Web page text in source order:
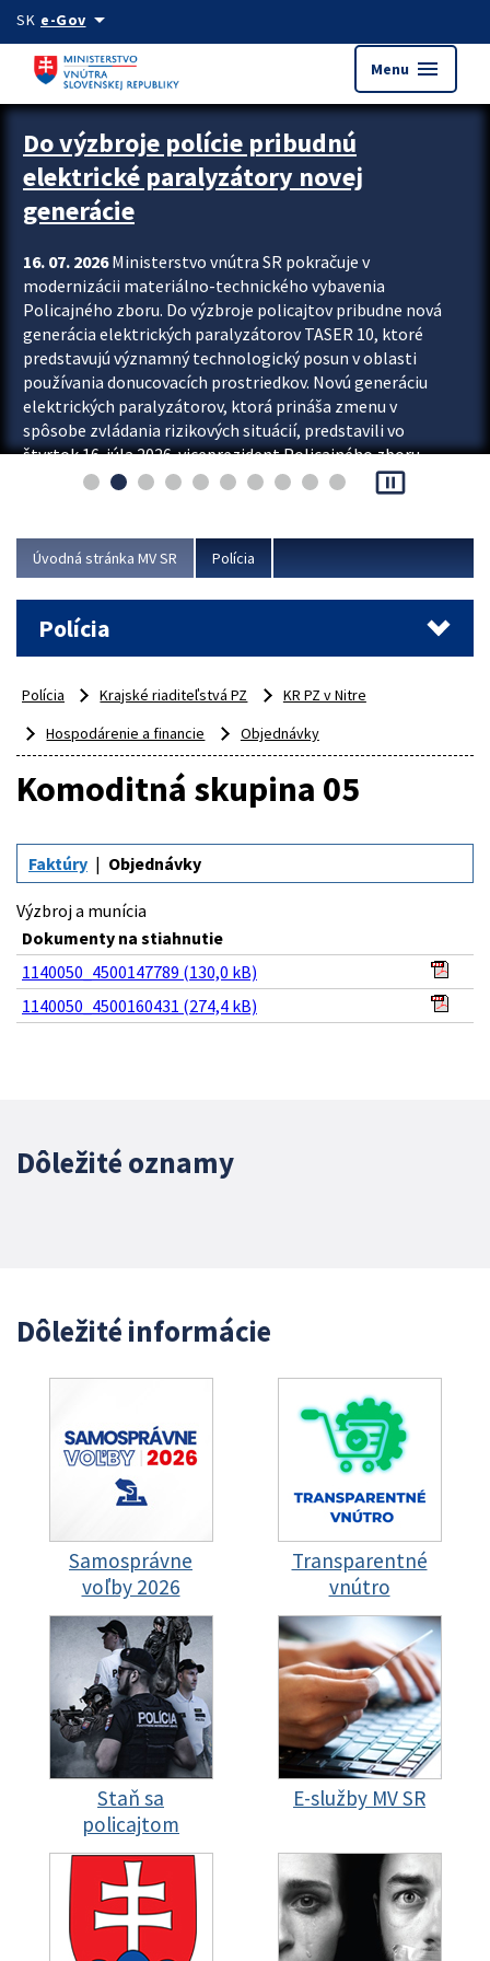
Preskocit na hlavný obsah
SK e-Govarrow_drop_down
Menu menu
Zastavit automatický posun upútavok
Do výzbroje polície pribudnú
elektrické paralyzátory novej
generácie
16. 07. 2026Ministerstvo vnútra SR pokračuje v
modernizácii materiálno-technického vybavenia
Policajného zboru. Do výzbroje policajtov pribudne nová
generácia elektrických paralyzátorov TASER 10, ktoré
predstavujú významný technologický posun v oblasti
používania donucovacích prostriedkov. Novú generáciu
elektrických paralyzátorov, ktorá prináša zmenu v
spôsobe zvládania rizikových situácií, predstavili vo
štvrtok 16. júla 2026 viceprezident Policajného zboru
Rastislav Polakovič a riaditeľ odboru výcviku...
pause_presentation
Úvodná stránka MV SR Polícia
Polícia
Polícia Krajské riaditeľstvá PZ
KR PZ v Nitre
Hospodárenie a financie
Objednávky
Komoditná skupina 05
Faktúry Objednávky
Výzbroj a munícia
Dokumenty na stiahnutie
1140050_4500147789 (130,0 kB)
1140050_4500160431 (274,4 kB)
Dôležité oznamy
Dôležité informácie
Samosprávne
voľby 2026
Transparentné
vnútro
Staň sa
policajtom
E-služby MV SR